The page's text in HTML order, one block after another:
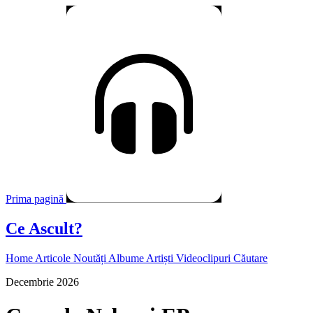
Prima pagină
Ce Ascult?
Home Articole Noutăți Albume Artiști Videoclipuri Căutare
Decembrie 2026